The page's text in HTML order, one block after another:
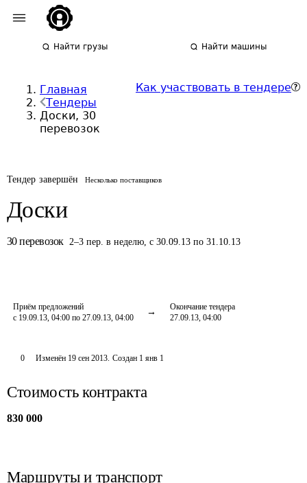
Найти грузы Найти машины
Главная
Тендеры
Доски, 30
перевозок
Как участвовать в тендере
Тендер завершён Несколько поставщиков
Доски
30 перевозок 2–3 пер. в неделю, с 30.09.13 по 31.10.13
Приём предложений
с 19.09.13, 04:00 по 27.09.13, 04:00
Окончание тендера
27.09.13, 04:00
0 Изменён 19 сен 2013. Создан 1 янв 1
Стоимость контракта
830 000
Маршруты и транспорт